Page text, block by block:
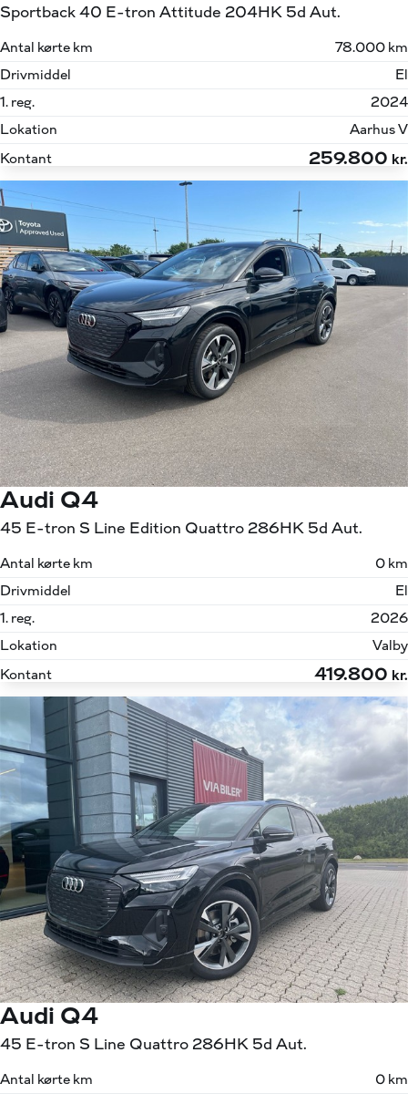
Sportback 40 E-tron Attitude 204HK 5d Aut.
Antal kørte km
78.000 km
Drivmiddel
El
1. reg.
2024
Lokation
Aarhus V
Kontant
259.800 kr.
Audi Q4
45 E-tron S Line Edition Quattro 286HK 5d Aut.
Antal kørte km
0 km
Drivmiddel
El
1. reg.
2026
Lokation
Valby
Kontant
419.800 kr.
Audi Q4
45 E-tron S Line Quattro 286HK 5d Aut.
Antal kørte km
0 km